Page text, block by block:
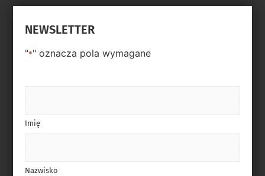
NEWSLETTER
"*" oznacza pola wymagane
Imię
Nazwisko